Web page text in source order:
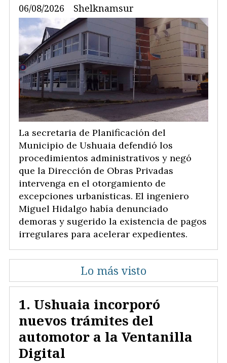
Shelknamsur
06/08/2026
La secretaria de Planificación del
Municipio de Ushuaia defendió los
procedimientos administrativos y negó
que la Dirección de Obras Privadas
intervenga en el otorgamiento de
excepciones urbanísticas. El ingeniero
Miguel Hidalgo había denunciado
demoras y sugerido la existencia de pagos
irregulares para acelerar expedientes.
Lo más visto
Ushuaia incorporó
nuevos trámites del
automotor a la Ventanilla
Digital